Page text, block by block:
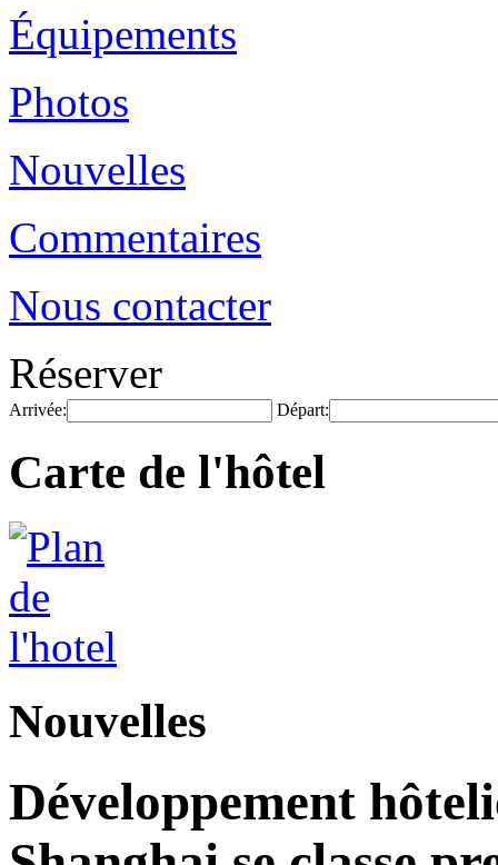
Équipements
Photos
Nouvelles
Commentaires
Nous contacter
Réserver
Arrivée: Départ:
Carte de l'hôtel
Nouvelles
Développement